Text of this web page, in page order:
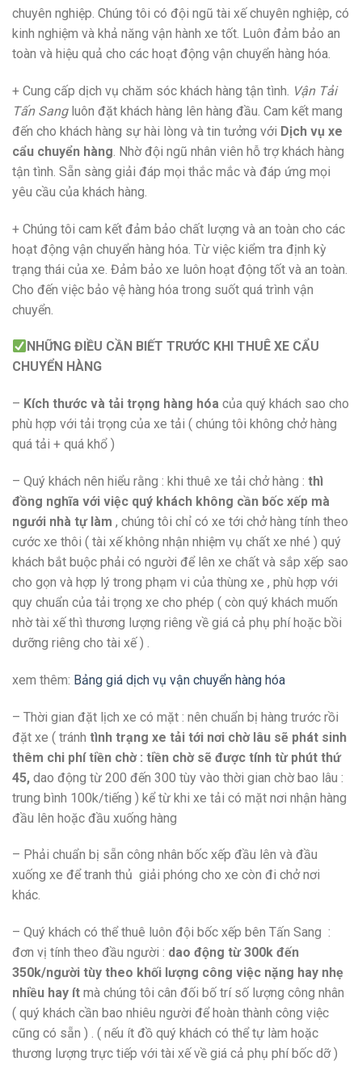
chuyên nghiệp. Chúng tôi có đội ngũ tài xế chuyên nghiệp, có
kinh nghiệm và khả năng vận hành xe tốt. Luôn đảm bảo an
toàn và hiệu quả cho các hoạt động vận chuyển hàng hóa.
+ Cung cấp dịch vụ chăm sóc khách hàng tận tình. Vận Tải
Tấn Sangluôn đặt khách hàng lên hàng đầu. Cam kết mang
đến cho khách hàng sự hài lòng và tin tưởng với Dịch vụ xe
cẩu chuyển hàng . Nhờ đội ngũ nhân viên hỗ trợ khách hàng
tận tình. Sẵn sàng giải đáp mọi thắc mắc và đáp ứng mọi
yêu cầu của khách hàng.
+ Chúng tôi cam kết đảm bảo chất lượng và an toàn cho các
hoạt động vận chuyển hàng hóa. Từ việc kiểm tra định kỳ
trạng thái của xe. Đảm bảo xe luôn hoạt động tốt và an toàn.
Cho đến việc bảo vệ hàng hóa trong suốt quá trình vận
chuyển.
NHỮNG ĐIỀU CẦN BIẾT TRƯỚC KHI THUÊ XE CẨU
CHUYỂN HÀNG
– Kích thước và tải trọng hàng hóa của quý khách sao cho
phù hợp với tải trọng của xe tải ( chúng tôi không chở hàng
quá tải + quá khổ )
– Quý khách nên hiểu rằng : khi thuê xe tải chở hàng : thì
đồng nghĩa với việc quý khách không cần bốc xếp mà
ngưới nhà tự làm , chúng tôi chỉ có xe tới chở hàng tính theo
cước xe thôi ( tài xế không nhận nhiệm vụ chất xe nhé ) quý
khách bắt buộc phải có người để lên xe chất và sắp xếp sao
cho gọn và hợp lý trong phạm vi của thùng xe , phù hợp với
quy chuẩn của tải trọng xe cho phép ( còn quý khách muốn
nhờ tài xế thì thương lượng riêng về giá cả phụ phí hoặc bồi
dưỡng riêng cho tài xế ) .
xem thêm: Bảng giá dịch vụ vận chuyển hàng hóa
– Thời gian đặt lịch xe có mặt : nên chuẩn bị hàng trước rồi
đặt xe ( tránh tình trạng xe tải tới nơi chờ lâu sẽ phát sinh
thêm chi phí tiền chờ : tiền chờ sẽ được tính từ phút thứ
45, dao động từ 200 đến 300 tùy vào thời gian chờ bao lâu :
trung bình 100k/tiếng ) kể từ khi xe tải có mặt nơi nhận hàng
đầu lên hoặc đầu xuống hàng
– Phải chuẩn bị sẵn công nhân bốc xếp đầu lên và đầu
xuống xe để tranh thủ giải phóng cho xe còn đi chở nơi
khác.
– Quý khách có thể thuê luôn đội bốc xếp bên Tấn Sang :
đơn vị tính theo đầu người : dao động từ 300k đến
350k/người tùy theo khối lượng công việc nặng hay nhẹ
nhiều hay ít mà chúng tôi cân đối bố trí số lượng công nhân
( quý khách cần bao nhiêu người để hoàn thành công việc
cũng có sẵn ) . ( nếu ít đồ quý khách có thể tự làm hoặc
thương lượng trực tiếp với tài xế về giá cả phụ phí bốc dỡ )